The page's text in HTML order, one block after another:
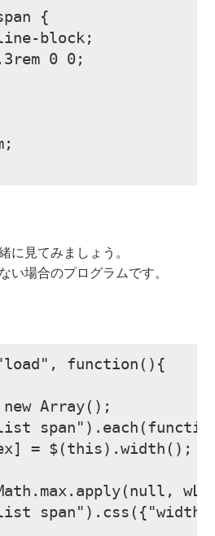
{
block;
0 0;
に見てみましょう。
い場合のプログラムです。
function(){
Array();
= $(this).width();